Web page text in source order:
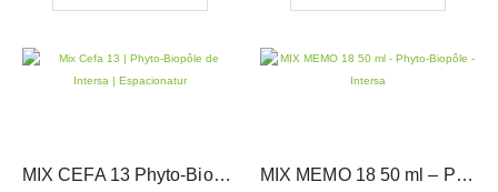
MIX CEFA 13 Phyto-Biopôle de Intersa MIX MEMO 18 50 ml – Phyto-Biopôle – Intersa